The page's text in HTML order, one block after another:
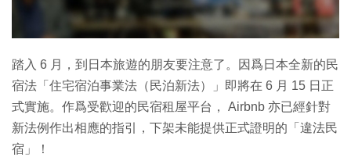
踏入 6 月，到日本旅遊的朋友要注意了。因爲日本全新的民
宿法「住宅宿泊事業法（民泊新法）」即將在 6 月 15 日正
式實施。作爲受歡迎的民宿租屋平台， Airbnb 亦已經針對
新法例作出相應的指引，下架未能提供正式證明的「違法民
宿」！